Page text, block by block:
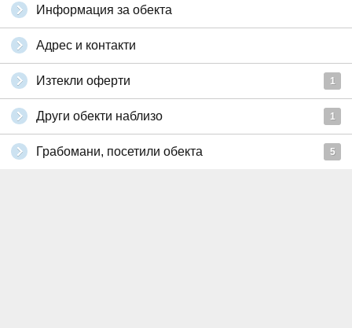
Информация за обекта
Адрес и контакти
Изтекли оферти 1
Други обекти наблизо 1
Грабомани, посетили обекта 5